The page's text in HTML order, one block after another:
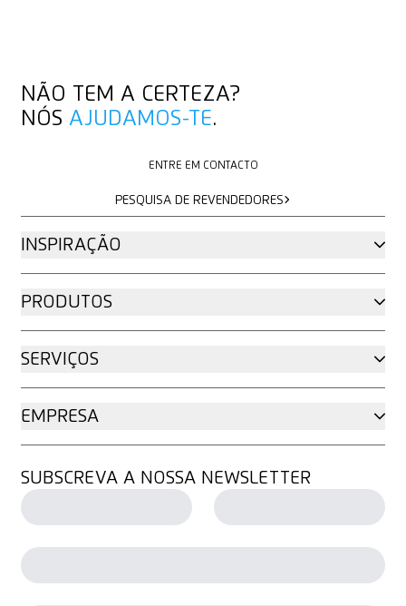
NÃO TEM A CERTEZA?
NÓS AJUDAMOS-TE.
ENTRE EM CONTACTO
PESQUISA DE REVENDEDORES
INSPIRAÇÃO
PRODUTOS
SERVIÇOS
EMPRESA
SUBSCREVA A NOSSA NEWSLETTER